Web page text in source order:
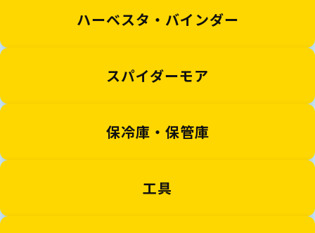
ハーベスタ・バインダー
スパイダーモア
保冷庫・保管庫
工具